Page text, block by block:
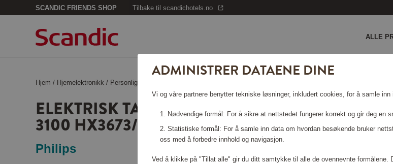
SCANDIC FRIENDS SHOP Tilbake til scandichotels.no
ALLE
Hjem / Hjemelektronikk / Personlig pleie
ELEKTRISK TANNBØRSTE SONICARE
3100 HX3673/13
Philips
ADMINISTRER DATAENE DINE
Vi og våre partnere benytter tekniske løsninger, inkludert cookies, for å samle
Nødvendige formål: For å sikre at nettstedet fungerer korrekt og gir deg en
Statistiske formål: For å samle inn data om hvordan besøkende bruker
oss med å forbedre innhold og navigasjon.
Ved å klikke på "Tillat alle" gir du ditt samtykke til alle de ovennevnte formålene.